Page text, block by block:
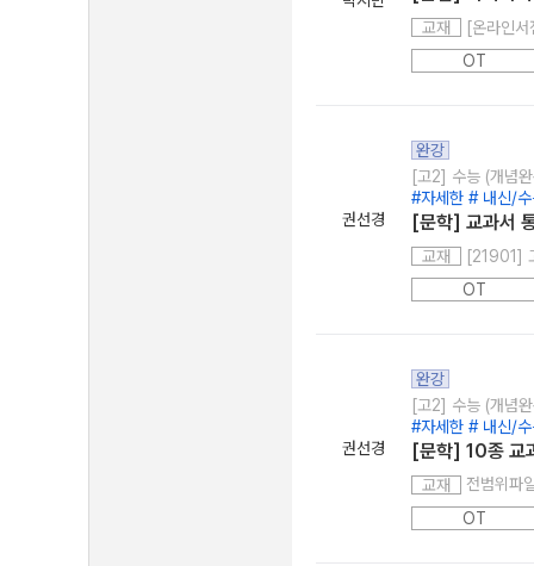
교재
[온라인
OT
권선경
완강
[고2] 수능 (개념
#자세한 # 내신/
[문학] 교과서
교재
[21901]
OT
권선경
완강
[고2] 수능 (개념
#자세한 # 내신/
[문학] 10종 교
교재
전범위파
OT